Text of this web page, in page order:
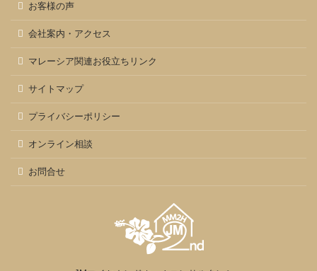
お客様の声
会社案内・アクセス
マレーシア関連お役立ちリンク
サイトマップ
プライバシーポリシー
オンライン相談
お問合せ